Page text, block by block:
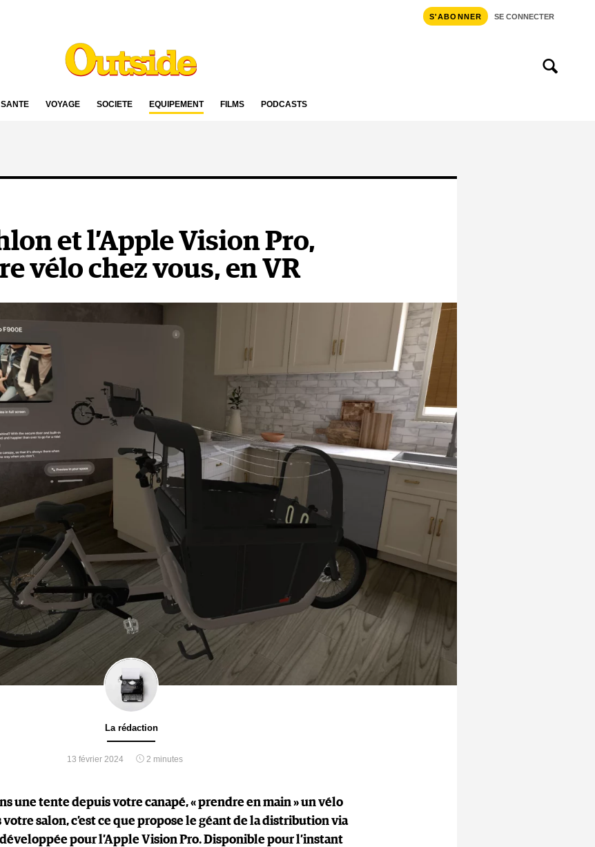
S'ABONNER SE CONNECTER
SANTÉ VOYAGE SOCIÉTÉ ÉQUIPEMENT FILMS PODCASTS
et l’Apple Vision Pro,
vélo chez vous, en VR
La rédaction
13 février 2024 2 minutes
une tente depuis votre canapé, « prendre en main » un vélo
votre salon, c’est ce que propose le géant de la distribution via
pour l’Apple Vision Pro. Disponible pour l’instant